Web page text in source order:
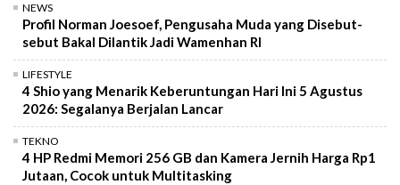
NEWS
Profil Norman Joesoef, Pengusaha Muda yang Disebut-
sebut Bakal Dilantik Jadi Wamenhan RI
LIFESTYLE
4 Shio yang Menarik Keberuntungan Hari Ini 5 Agustus
2026: Segalanya Berjalan Lancar
TEKNO
4 HP Redmi Memori 256 GB dan Kamera Jernih Harga Rp1
Jutaan, Cocok untuk Multitasking